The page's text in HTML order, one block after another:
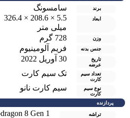
برند سامسونگ
ابعاد
5.5 × 208.6 × 326.4
میلی متر
وزن 728 گرم
جنس بدنه فریم آلومینیوم
تاریخ
عرضه
30 آوریل 2022
تعداد سیم
کارت
تک سيم کارت
نوع سیم
کارت
سیم کارت نانو
پردازنده
تراشه 8 Gen 1